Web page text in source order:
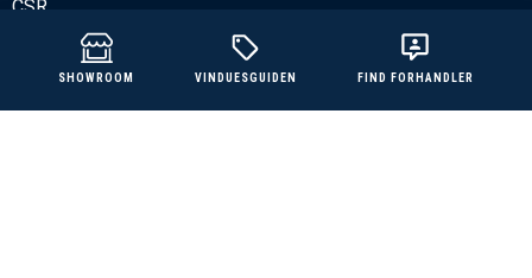
SHOWROOM VINDUESGUIDEN FIND FORHANDLER
CSR